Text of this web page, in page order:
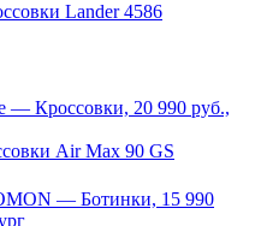
Lander 4586
Air Max 90 GS